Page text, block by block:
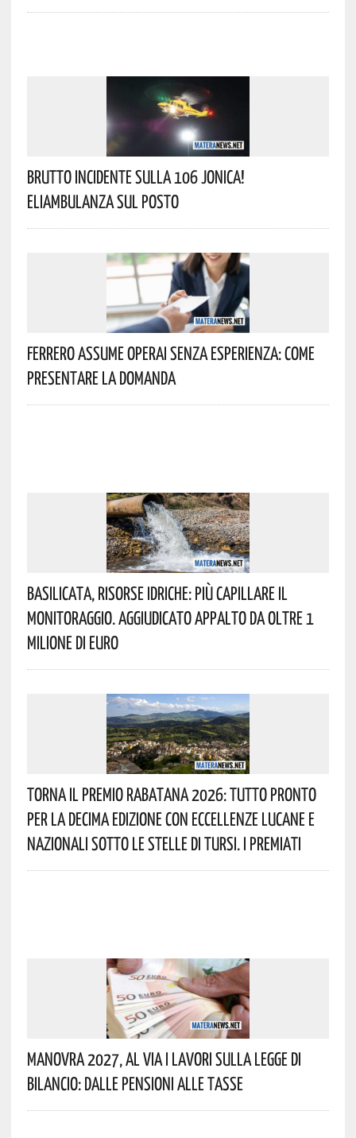
Brutto Incidente Sulla 106 Jonica!
Eliambulanza Sul Posto
Ferrero Assume Operai Senza Esperienza: Come
Presentare La Domanda
Basilicata, Risorse Idriche: Più Capillare Il
Monitoraggio. Aggiudicato Appalto Da Oltre 1
Milione Di Euro
Torna Il Premio Rabatana 2026: Tutto Pronto
Per La Decima Edizione Con Eccellenze Lucane E
Nazionali Sotto Le Stelle Di Tursi. I Premiati
Manovra 2027, Al Via I Lavori Sulla Legge Di
Bilancio: Dalle Pensioni Alle Tasse